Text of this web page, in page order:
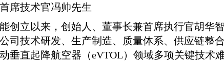
席技术官冯帅先生
创立以来，创始人、董事长兼首席执行官胡华
司技术研发、生产制造、质量体系、供应链整
垂直起降航空器（eVTOL）领域多项关键技